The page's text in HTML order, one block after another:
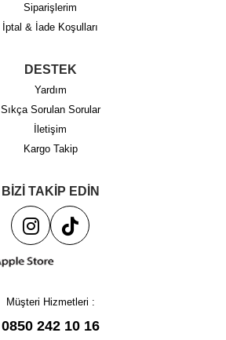
Siparişlerim
İptal & İade Koşulları
DESTEK
Yardım
Sıkça Sorulan Sorular
İletişim
Kargo Takip
BİZİ TAKİP EDİN
Müşteri Hizmetleri :
0850 242 10 16